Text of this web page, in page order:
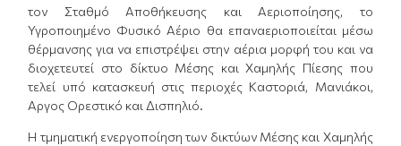
τον Σταθμό Αποθήκευσης και Αεριοποίησης, το
Υγροποιημένο Φυσικό Αέριο θα επαναεριοποιείται μέσω
θέρμανσης για να επιστρέψει στην αέρια μορφή του και να
διοχετευτεί στο δίκτυο Μέσης και Χαμηλής Πίεσης που
τελεί υπό κατασκευή στις περιοχές Καστοριά, Μανιάκοι,
Αργος Ορεστικό και Δισπηλιό.
Η τμηματική ενεργοποίηση των δικτύων Μέσης και Χαμηλής